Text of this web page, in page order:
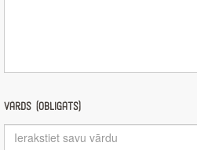
Vārds (obligāts)